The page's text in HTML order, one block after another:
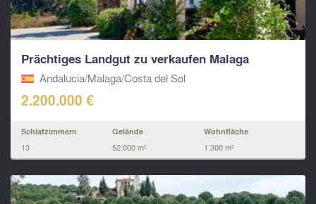
Prächtiges Landgut zu verkaufen Malaga
Andalucia/Malaga/Costa del Sol
2.200.000 €
Schlafzimmern
13
Gelände
52.000 m²
Wohnfläche
1.300 m²